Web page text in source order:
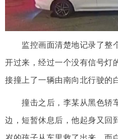
监控画面清楚地记录了整
开过来，经过一个没有信号灯
接撞上了一辆由南向北行驶的
撞击之后，李某从黑色轿
边，短暂休息后，他起身又回